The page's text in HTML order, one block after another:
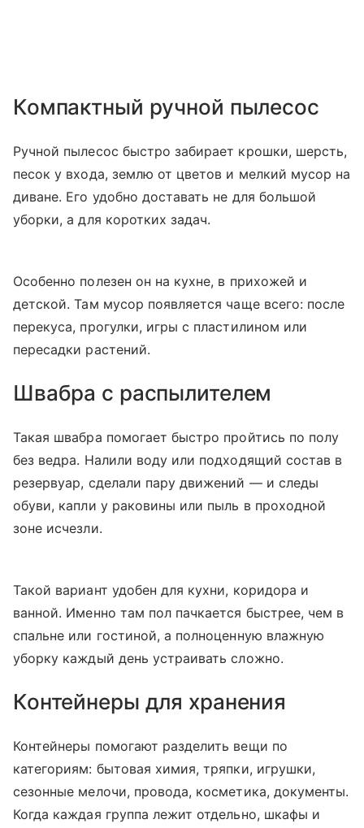
Компактный ручной пылесос
Ручной пылесос быстро забирает крошки, шерсть,
песок у входа, землю от цветов и мелкий мусор на
диване. Его удобно доставать не для большой
уборки, а для коротких задач.
Особенно полезен он на кухне, в прихожей и
детской. Там мусор появляется чаще всего: после
перекуса, прогулки, игры с пластилином или
пересадки растений.
Швабра с распылителем
Такая швабра помогает быстро пройтись по полу
без ведра. Налили воду или подходящий состав в
резервуар, сделали пару движений — и следы
обуви, капли у раковины или пыль в проходной
зоне исчезли.
Такой вариант удобен для кухни, коридора и
ванной. Именно там пол пачкается быстрее, чем в
спальне или гостиной, а полноценную влажную
уборку каждый день устраивать сложно.
Контейнеры для хранения
Контейнеры помогают разделить вещи по
категориям: бытовая химия, тряпки, игрушки,
сезонные мелочи, провода, косметика, документы.
Когда каждая группа лежит отдельно, шкафы и